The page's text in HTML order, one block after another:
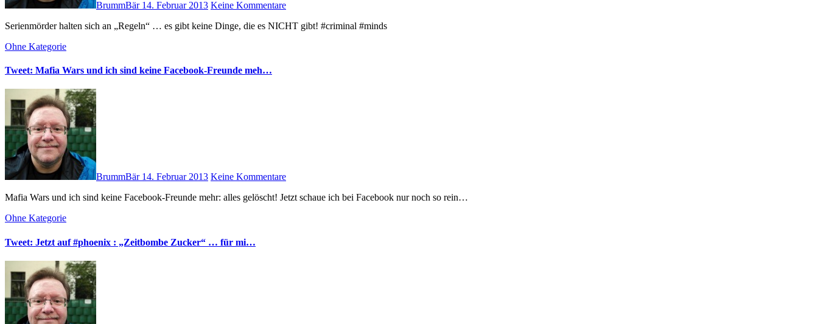
BrummBär 14. Februar 2013 Keine Kommentare
Serienmörder halten sich an „Regeln“ … es gibt keine Dinge, die es NICHT gibt! #criminal #minds
Ohne Kategorie
Tweet: Mafia Wars und ich sind keine Facebook-Freunde meh…
BrummBär 14. Februar 2013 Keine Kommentare
Mafia Wars und ich sind keine Facebook-Freunde mehr: alles gelöscht! Jetzt schaue ich bei Facebook nur noch so rein…
Ohne Kategorie
Tweet: Jetzt auf #phoenix : „Zeitbombe Zucker“ … für mi…